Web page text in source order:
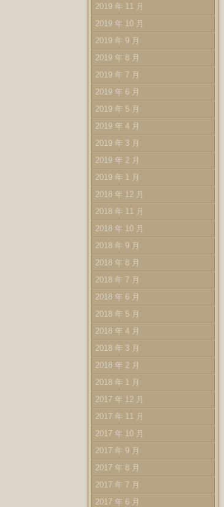
2019 年 11 月
2019 年 10 月
2019 年 9 月
2019 年 8 月
2019 年 7 月
2019 年 6 月
2019 年 5 月
2019 年 4 月
2019 年 3 月
2019 年 2 月
2019 年 1 月
2018 年 12 月
2018 年 11 月
2018 年 10 月
2018 年 9 月
2018 年 8 月
2018 年 7 月
2018 年 6 月
2018 年 5 月
2018 年 4 月
2018 年 3 月
2018 年 2 月
2018 年 1 月
2017 年 12 月
2017 年 11 月
2017 年 10 月
2017 年 9 月
2017 年 8 月
2017 年 7 月
2017 年 6 月